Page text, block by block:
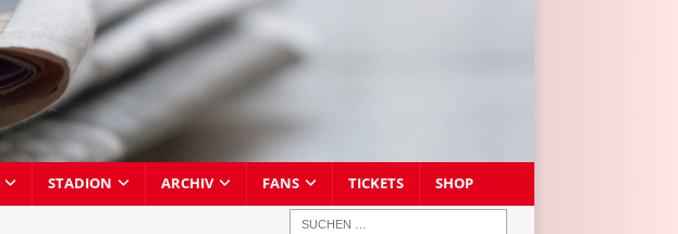
STADION ARCHIV FANS TICKETS SHOP